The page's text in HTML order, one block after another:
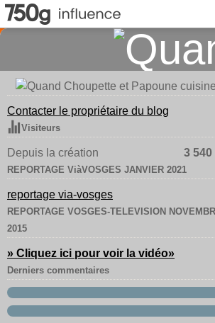
Contacter le propriétaire du blog
Visiteurs
Depuis la création 3 540
REPORTAGE ViàVOSGES JANVIER 2021
reportage via-vosges
REPORTAGE VOSGES-TELEVISION
2015
» Cliquez ici pour voir la vidéo»
Derniers commentaires